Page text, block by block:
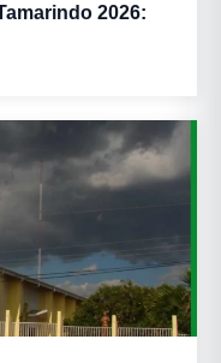
2026: